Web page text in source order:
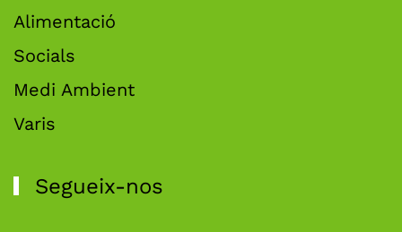
Alimentació
Socials
Medi Ambient
Varis
Segueix-nos